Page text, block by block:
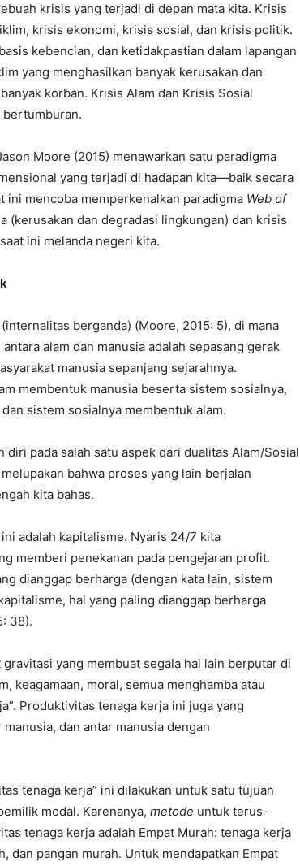
krisis yang terjadi di depan mata kita. Krisis
krisis ekonomi, krisis sosial, dan krisis politik.
kebencian, dan ketidakpastian dalam lapangan
yang menghasilkan banyak kerusakan dan
korban. Krisis Alam dan Krisis Sosial
bertumburan.
Moore (2015) menawarkan satu paradigma
yang terjadi di hadapan kita—baik secara
ini mencoba memperkenalkan paradigma Web of
(kerusakan dan degradasi lingkungan) dan krisis
ini melanda negeri kita.
(internalitas berganda) (Moore, 2015: 5), di mana
antara alam dan manusia adalah sepasang gerak
manusia sepanjang sejarahnya.
membentuk manusia beserta sistem sosialnya,
sistem sosialnya membentuk alam.
diri pada salah satu aspek dari dualitas Alam/Sosial
bahwa proses yang lain berjalan
kita bahas.
adalah kapitalisme. Nyaris 24/7 kita
memberi penekanan pada pengejaran profit.
dianggap berharga (dengan kata lain, sistem
hal yang paling dianggap berharga
38).
yang membuat segala hal lain berputar di
keagamaan, moral, semua menghamba atau
Produktivitas tenaga kerja ini juga yang
dan antar manusia dengan
tenaga kerja” ini dilakukan untuk satu tujuan
modal. Karenanya, metode untuk terus-
tenaga kerja adalah Empat Murah: tenaga kerja
dan pangan murah. Untuk mendapatkan Empat